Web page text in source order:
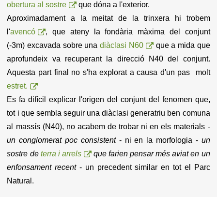
obertura al sostre
que dóna a l'exterior.
Aproximadament a la meitat de la trinxera hi trobem
l'avencó
, que ateny la fondària màxima del conjunt
(-3m) excavada sobre unadiàclasi N60
que a mida que
aprofundeix va recuperant la direcció N40 del conjunt.
Aquesta part final no s'ha explorat a causa d'un pas molt
estret.
Es fa difícil explicar l'origen del conjunt del fenomen que,
tot i que sembla seguir una diàclasi generatriu ben comuna
al massís (N40), no acabem de trobar ni en els materials -
un conglomerat poc consistent- ni en la morfologia - un
sostre de terra i arrels
que farien pensar més aviat en un
enfonsament recent- un precedent similar en tot el Parc
Natural.